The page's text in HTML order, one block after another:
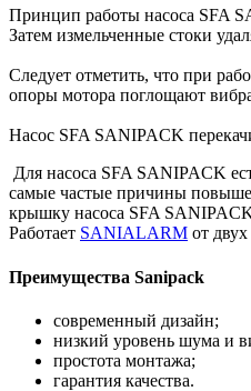
Принцип работы насоса SFA
Затем измельченные стоки
Следует отметить, что при
опоры мотора поглощают
Насос SFA SANIPACK
Для насоса SFA SANIPACK
самые частые причины
крышку насоса SFA
Работает SANIALARM от
Преимущества Sanipack
современный дизайн;
низкий уровень шума и
простота монтажа;
гарантия качества.